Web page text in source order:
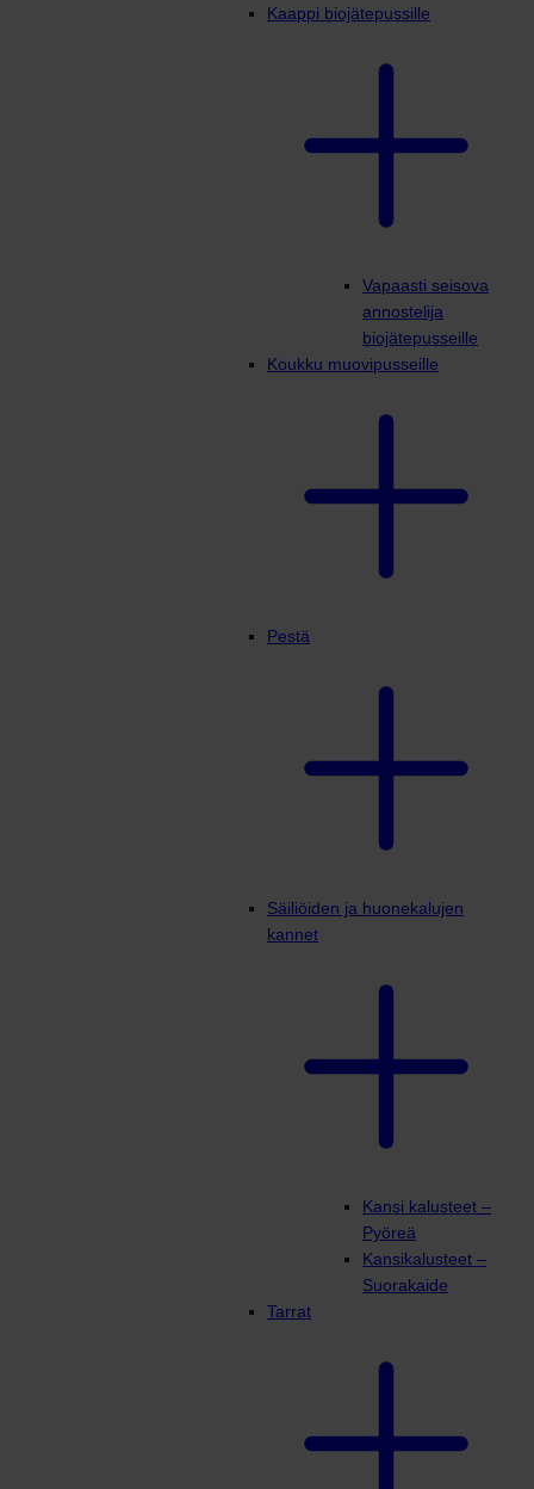
Kaappi biojätepussille
Vapaasti seisova
annostelija
biojätepusseille
Koukku muovipusseille
Pestä
Säiliöiden ja huonekalujen
kannet
Kansi kalusteet –
Pyöreä
Kansikalusteet –
Suorakaide
Tarrat